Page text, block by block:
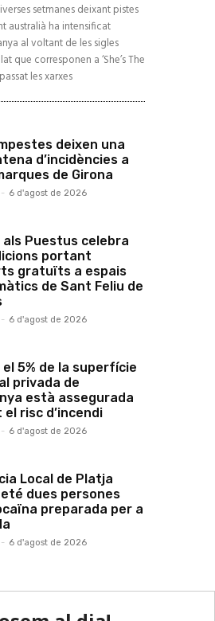
setmanes deixant pistes
australià ha intensificat
al voltant de les sigles
que corresponen a ‘She’s The
les xarxes
deixen una
d’incidències a
de Girona
- 6 d'agost de 2026
als Puestus celebra
portant
gratuïts a espais
de Sant Feliu de
- 6 d'agost de 2026
el 5% de la superfície
privada de
està assegurada
risc d’incendi
- 6 d'agost de 2026
Local de Platja
dues persones
preparada per a
- 6 d'agost de 2026